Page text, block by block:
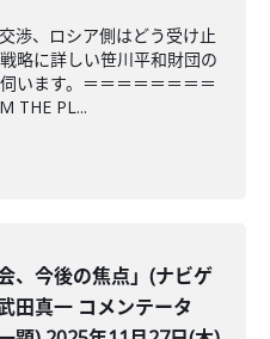
渉、ロシア側はどう受け止
略に詳しい笹川平和財団の
います。＝＝＝＝＝＝＝＝
THE PL...
、今後の焦点」(ナビゲ
田真一 コメンテータ